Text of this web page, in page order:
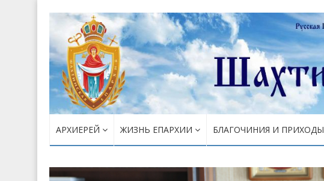
АРХИЕРЕЙ ЖИЗНЬ ЕПАРХИИ БЛАГОЧИНИЯ И ПРИХОДЫ